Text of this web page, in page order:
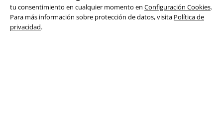
tu consentimiento en cualquier momento en Configuración Cookies.
Para más información sobre protección de datos, visita Política de
privacidad.
Sostenibilidad